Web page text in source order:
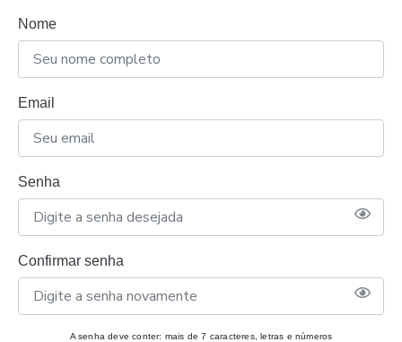
Nome
Email
Senha
Confirmar senha
A senha deve conter: mais de 7 caracteres, letras e números